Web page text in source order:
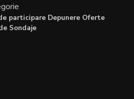
participare Depunere Oferte
Sondaje